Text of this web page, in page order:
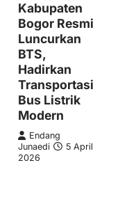
Kabupaten
Bogor Resmi
Luncurkan
BTS,
Hadirkan
Transportasi
Bus Listrik
Modern
Endang
Junaedi
5 April
2026